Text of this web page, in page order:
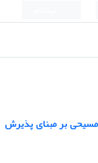
بر مبنای پذیرش